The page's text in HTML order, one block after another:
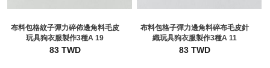
布料包格紋子彈力碎佈邊角料毛皮
玩具狗衣服製作3種A 19
83 TWD
布料包格子彈力邊角料碎布毛皮針
織玩具狗衣服製作3種A 11
83 TWD